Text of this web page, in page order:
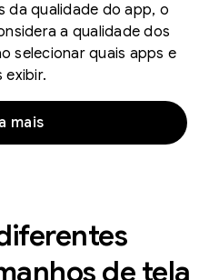
da qualidade do app, o
a qualidade dos
selecionar quais apps e
exibir.
mais
de tela